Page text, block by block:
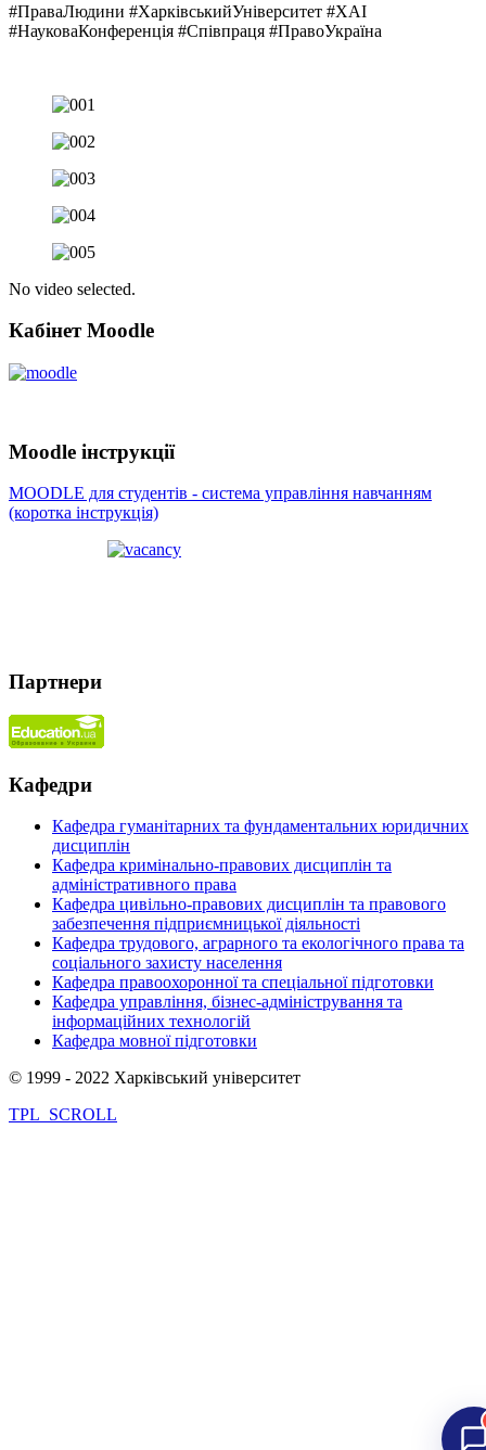
#ПраваЛюдини #ХарківськийУніверситет #ХАІ
#НауковаКонференція #Співпраця #ПравоУкраїна
No video selected.
Кабінет Moodle
Moodle інструкції
MOODLE для студентів - система управління навчанням
(коротка інструкція)
Партнери
Кафедри
Кафедра гуманітарних та фундаментальних юридичних
дисциплін
Кафедра кримінально-правових дисциплін та
адміністративного права
Кафедра цивільно-правових дисциплін та правового
забезпечення підприємницької діяльності
Кафедра трудового, аграрного та екологічного права та
соціального захисту населення
Кафедра правоохоронної та спеціальної підготовки
Кафедра управління, бізнес-адміністрування та
інформаційних технологій
Кафедра мовної підготовки
© 1999 - 2022 Харківський університет
TPL_SCROLL